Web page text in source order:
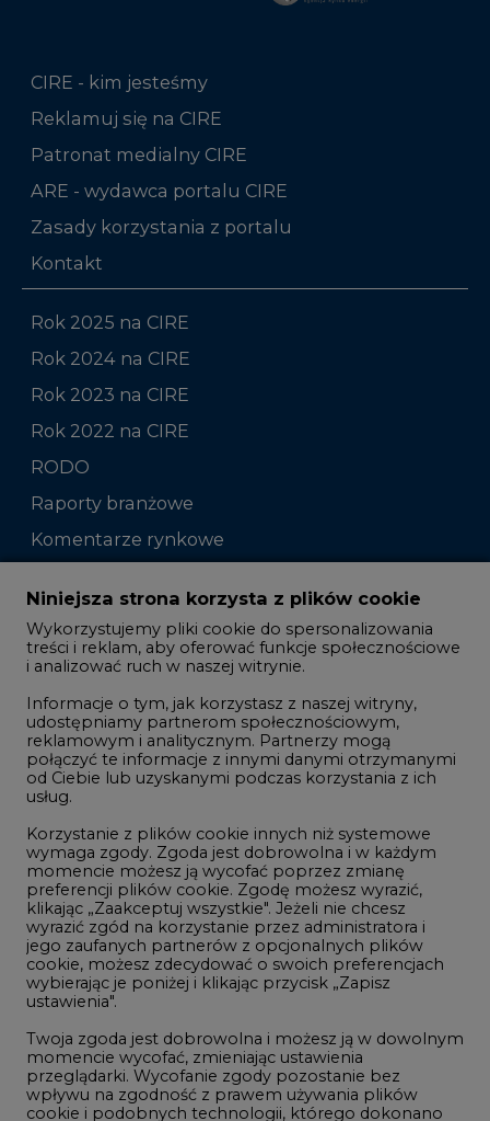
CIRE - kim jesteśmy
Reklamuj się na CIRE
Patronat medialny CIRE
ARE - wydawca portalu CIRE
Zasady korzystania z portalu
Kontakt
Rok 2025 na CIRE
Rok 2024 na CIRE
Rok 2023 na CIRE
Rok 2022 na CIRE
RODO
Raporty branżowe
Komentarze rynkowe
Zmiany kadrowe na rynku
Studio CIRE
Rozmowy o energetyce
Gospodarka
Geopolityka
LTE450
Innowacje i AI
Telekomunikacja i IT
Handel emisjami CO2
Wodór
Górnictwo
Atom
Fotowoltaika
Niniejsza strona korzysta z plików cookie
Wykorzystujemy pliki cookie do spersonalizowania
treści i reklam, aby oferować funkcje społecznościowe
i analizować ruch w naszej witrynie.
Informacje o tym, jak korzystasz z naszej witryny,
udostępniamy partnerom społecznościowym,
reklamowym i analitycznym. Partnerzy mogą
połączyć te informacje z innymi danymi otrzymanymi
od Ciebie lub uzyskanymi podczas korzystania z ich
usług.
Korzystanie z plików cookie innych niż systemowe
wymaga zgody. Zgoda jest dobrowolna i w każdym
momencie możesz ją wycofać poprzez zmianę
preferencji plików cookie. Zgodę możesz wyrazić,
klikając „Zaakceptuj wszystkie". Jeżeli nie chcesz
wyrazić zgód na korzystanie przez administratora i
jego zaufanych partnerów z opcjonalnych plików
cookie, możesz zdecydować o swoich preferencjach
wybierając je poniżej i klikając przycisk „Zapisz
ustawienia".
Twoja zgoda jest dobrowolna i możesz ją w dowolnym
momencie wycofać, zmieniając ustawienia
przeglądarki. Wycofanie zgody pozostanie bez
wpływu na zgodność z prawem używania plików
cookie i podobnych technologii, którego dokonano